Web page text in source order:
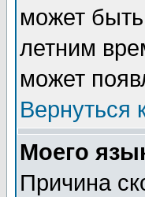
может
летним
может
Вернуться
Моего
Причина